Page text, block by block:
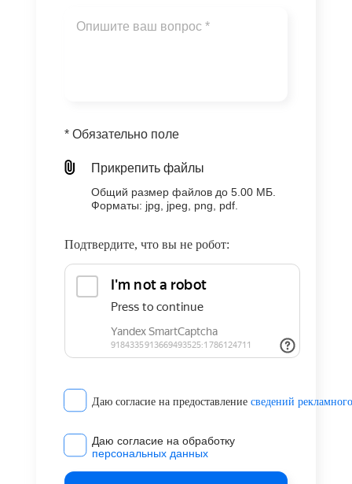
* Обязательно поле
Прикрепить файлы
Общий размер файлов до 5.00 МБ.
Форматы: jpg, jpeg, png, pdf.
Подтвердите, что вы не робот:
Даю согласие на предоставление сведений
Даю согласие на обработку
персональных данных